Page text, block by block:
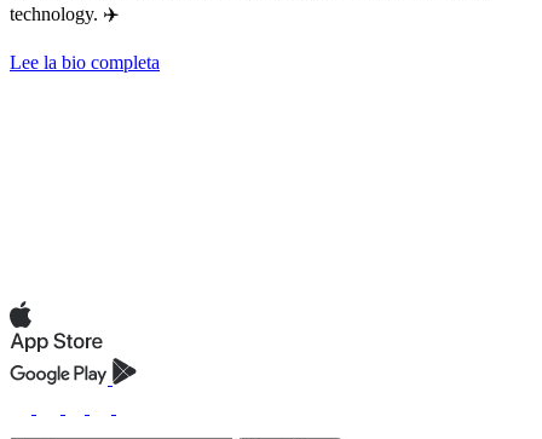
technology. ✈️
Lee la bio completa